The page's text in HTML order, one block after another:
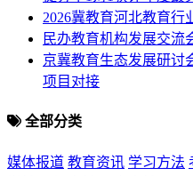
2026冀教育河北教育行
民办教育机构发展交流
京冀教育生态发展研讨
项目对接
全部分类
媒体报道 教育资讯 学习方法